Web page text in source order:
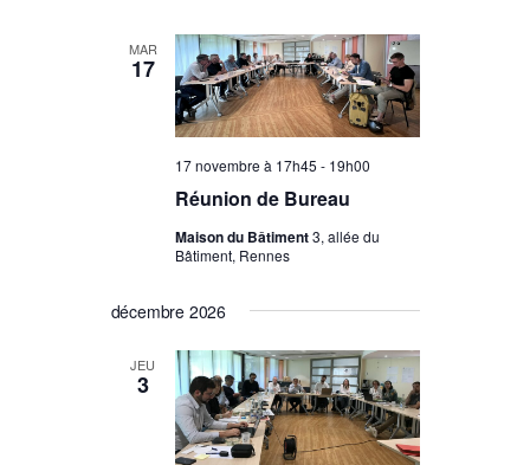
MAR
17
Réunion de Bureau
17 novembre à 17h45 - 19h00
Maison du Bâtiment3, allée du
Bâtiment, Rennes
décembre 2026
JEU
3